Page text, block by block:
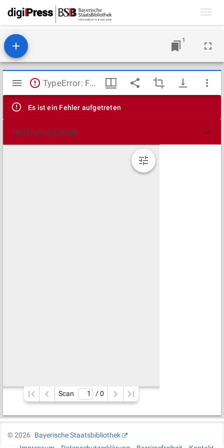
1
Mirador
Viewer
TypeError: Failed to fetch
Es ist ein Fehler aufgetreten
Technische Details
Scan / 0
©2026
Bayerische Staatsbibliothek